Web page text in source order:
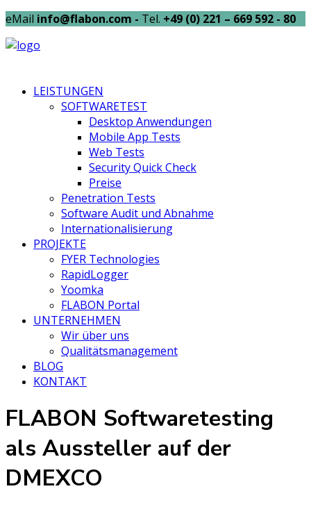
eMail info@flabon.com - Tel. +49 (0) 221 – 669 592 - 80
LEISTUNGEN
SOFTWARETEST
Desktop Anwendungen
Mobile App Tests
Web Tests
Security Quick Check
Preise
Penetration Tests
Software Audit und Abnahme
Internationalisierung
PROJEKTE
FYER Technologies
RapidLogger
Yoomka
FLABON Portal
UNTERNEHMEN
Wir über uns
Qualitätsmanagement
BLOG
KONTAKT
FLABON Softwaretesting
als Aussteller auf der
DMEXCO